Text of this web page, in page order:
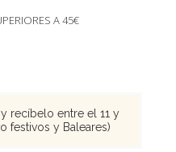
A 45€
recíbelo entre el 11 y
festivos y Baleares)